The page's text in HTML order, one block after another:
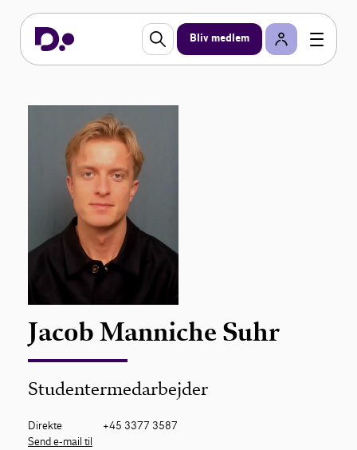
Bliv medlem
Jacob Manniche Suhr
Studentermedarbejder
Direkte
+45 3377 3587
Send e-mail til